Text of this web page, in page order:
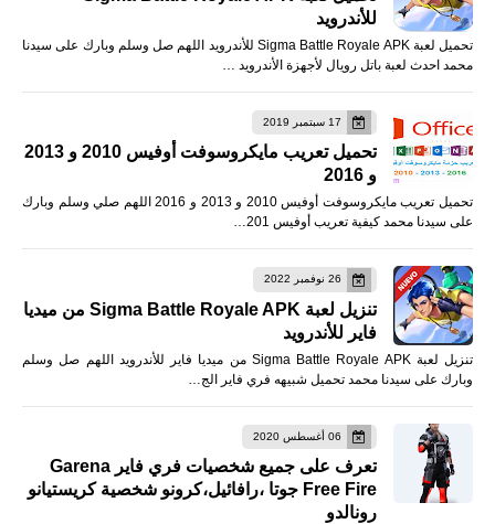
للأندرويد
تحميل لعبة Sigma Battle Royale APK للأندرويد اللهم صل وسلم وبارك على سيدنا
محمد احدث لعبة باتل رويال لأجهزة الأندرويد …
17 سبتمبر 2019
تحميل تعريب مايكروسوفت أوفيس 2010 و 2013
و 2016
تحميل تعريب مايكروسوفت أوفيس 2010 و 2013 و 2016 اللهم صلي وسلم وبارك
على سيدنا محمد كيفية تعريب أوفيس 201…
26 نوفمبر 2022
تنزيل لعبة Sigma Battle Royale APK من ميديا
فاير للأندرويد
تنزيل لعبة Sigma Battle Royale APK من ميديا فاير للأندرويد اللهم صل وسلم
وبارك على سيدنا محمد تحميل شبيهه فري فاير الج…
06 أغسطس 2020
تعرف على جميع شخصيات فري فاير Garena
Free Fire جوتا ،رافائيل،كرونو شخصية كريستيانو
رونالدو